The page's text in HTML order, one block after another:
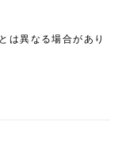
は異なる場合があり